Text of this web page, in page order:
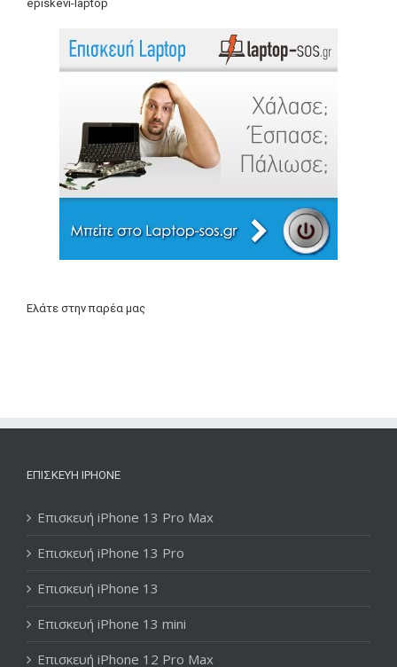
episkevi-laptop
Ελάτε στην παρέα μας
ΕΠΙΣΚΕΥΉ IPHONE
Επισκευή iPhone 13 Pro Max
Επισκευή iPhone 13 Pro
Επισκευή iPhone 13
Επισκευή iPhone 13 mini
Επισκευή iPhone 12 Pro Max